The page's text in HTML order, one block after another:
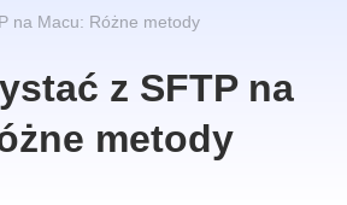
na Macu: Różne metody
z SFTP na
metody